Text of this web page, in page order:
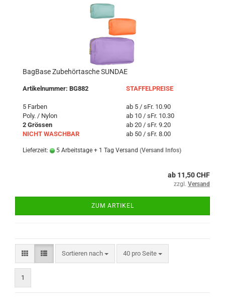
BagBase Zubehörtasche SUNDAE
Artikelnummer: BG882 STAFFELPREISE
5 Farben
ab 5 / sFr. 10.90
Poly. / Nylon
ab 10 / sFr. 10.30
2 Grössen
ab 20 / sFr. 9.20
NICHT WASCHBAR
ab 50 / sFr. 8.00
Lieferzeit: 5 Arbeitstage + 1 Tag Versand (Versand Infos)
ab 11,50 CHF
zzgl. Versand
ZUM ARTIKEL
Sortieren nach
Sortieren nach 40 pro Seite
pro Seite
1